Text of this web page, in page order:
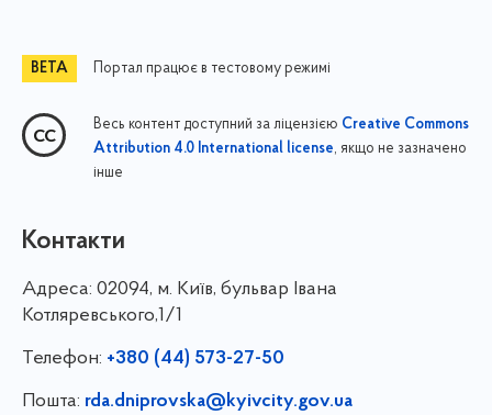
Портал працює в тестовому режимі
Весь контент доступний за ліцензією Creative Commons
Attribution 4.0 International license, якщо не зазначено
інше
Контакти
Адреса: 02094, м. Київ, бульвар Івана
Котляревського,1/1
Телефон: +380 (44) 573-27-50
Пошта: rda.dniprovska@kyivcity.gov.ua